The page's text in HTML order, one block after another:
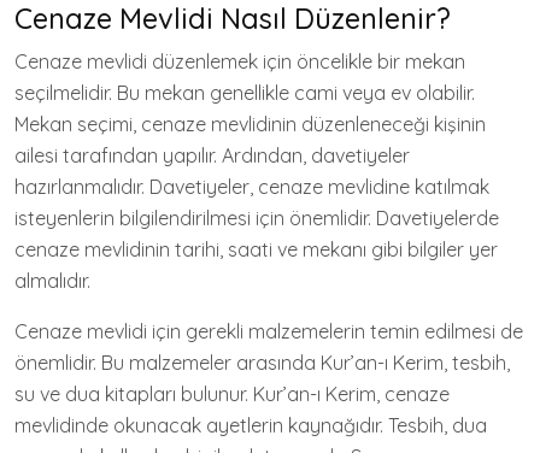
Cenaze Mevlidi Nasıl Düzenlenir?
Cenaze mevlidi düzenlemek için öncelikle bir mekan
seçilmelidir. Bu mekan genellikle cami veya ev olabilir.
Mekan seçimi, cenaze mevlidinin düzenleneceği kişinin
ailesi tarafından yapılır. Ardından, davetiyeler
hazırlanmalıdır. Davetiyeler, cenaze mevlidine katılmak
isteyenlerin bilgilendirilmesi için önemlidir. Davetiyelerde
cenaze mevlidinin tarihi, saati ve mekanı gibi bilgiler yer
almalıdır.
Cenaze mevlidi için gerekli malzemelerin temin edilmesi de
önemlidir. Bu malzemeler arasında Kur’an-ı Kerim, tesbih,
su ve dua kitapları bulunur. Kur’an-ı Kerim, cenaze
mevlidinde okunacak ayetlerin kaynağıdır. Tesbih, dua